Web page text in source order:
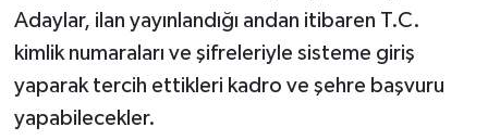
Adaylar, ilan yayınlandığı andan itibaren T.C.
kimlik numaraları ve şifreleriyle sisteme giriş
yaparak tercih ettikleri kadro ve şehre başvuru
yapabilecekler.
VİZYONDAKİLER
YAŞAM